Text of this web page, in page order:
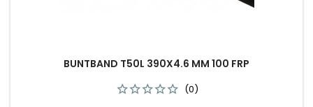
BUNTBAND T50L 390X4.6 MM 100 FRP
(0)